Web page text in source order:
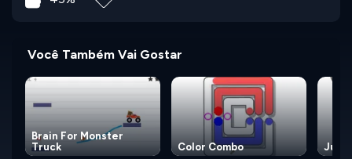
Você Também Vai Gostar
Brain For Monster
Truck
Color Combo